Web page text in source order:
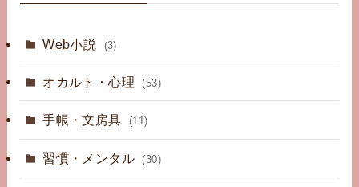
Web小説 (3)
オカルト・心理 (53)
手帳・文房具 (11)
習慣・メンタル (30)